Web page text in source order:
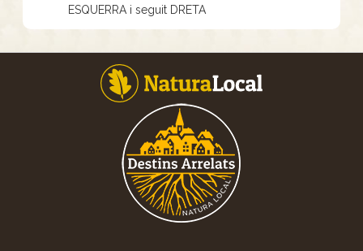
ESQUERRA i seguit DRETA